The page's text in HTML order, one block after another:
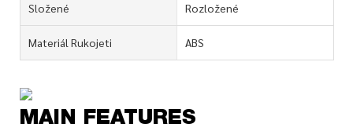
Složené Rozložené
Materiál Rukojeti ABS
MAIN FEATURES